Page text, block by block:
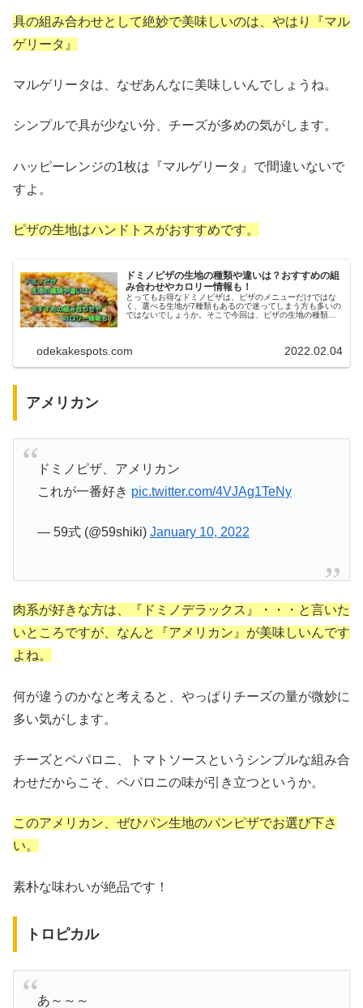
具の組み合わせとして絶妙で美味しいのは、やはり『マル
ゲリータ』
マルゲリータは、なぜあんなに美味しいんでしょうね。
シンプルで具が少ない分、チーズが多めの気がします。
ハッピーレンジの1枚は『マルゲリータ』で間違いないで
すよ。
ピザの生地はハンドトスがおすすめです。
ドミノピザの生地の種類や違いは？おすすめの組
み合わせやカロリー情報も！
とってもお得なドミノピザは、ピザのメニューだけではな
く、選べる生地が7種類もあるので迷ってしまう方も多いの
ではないでしょうか。そこで今回は、ピザの生地の種類や
odekakespots.com 2022.02.04
アメリカン
ドミノピザ、アメリカン
これが一番好き pic.twitter.com/4VJAg1TeNy
— 59式 (@59shiki) January 10, 2022
肉系が好きな方は、『ドミノデラックス』・・・と言いた
いところですが、なんと『アメリカン』が美味しいんです
よね。
何が違うのかなと考えると、やっぱりチーズの量が微妙に
多い気がします。
チーズとペパロニ、トマトソースというシンプルな組み合
わせだからこそ、ペパロニの味が引き立つというか。
このアメリカン、ぜひパン生地のパンピザでお選び下さ
い。
素朴な味わいが絶品です！
トロピカル
あ～～～